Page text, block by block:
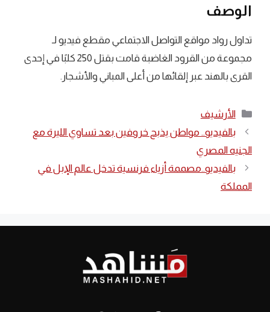
الوصف
تداول رواد مواقع التواصل الاجتماعي مقطع فيديو لـ
مجموعة من القرود الغاضبة قامت بقتل 250 كلبًا في إحدى
القرى بالهند عبر إلقائها من أعلى المباني والأشجار.
التصنيفات
الأرشيف
بالفيديو.. مواطن يذبح خروفين بعد تساوي الليرة مع
الجنيه المصري
بالفيديو..مصممة أزياء فرنسية تدخل عالم الإبل في
المملكة